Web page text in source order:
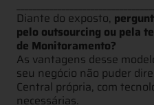
Diante do exposto,
pelo outsourcing ou pela
de Monitoramento?
As vantagens desse
seu negócio não puder
Central própria, com
necessárias.